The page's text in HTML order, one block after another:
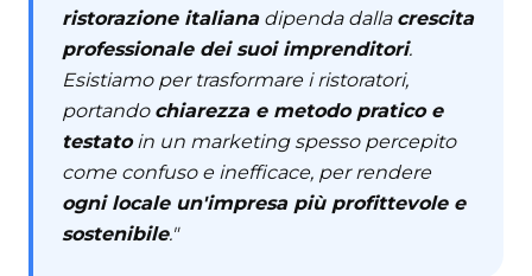
ristorazione italianadipenda dalla crescita
professionale dei suoi imprenditori.
Esistiamo per trasformare i ristoratori,
portando chiarezza e metodo pratico e
testatoin un marketing spesso percepito
come confuso e inefficace, per rendere
ogni locale un'impresa più profittevole e
sostenibile."